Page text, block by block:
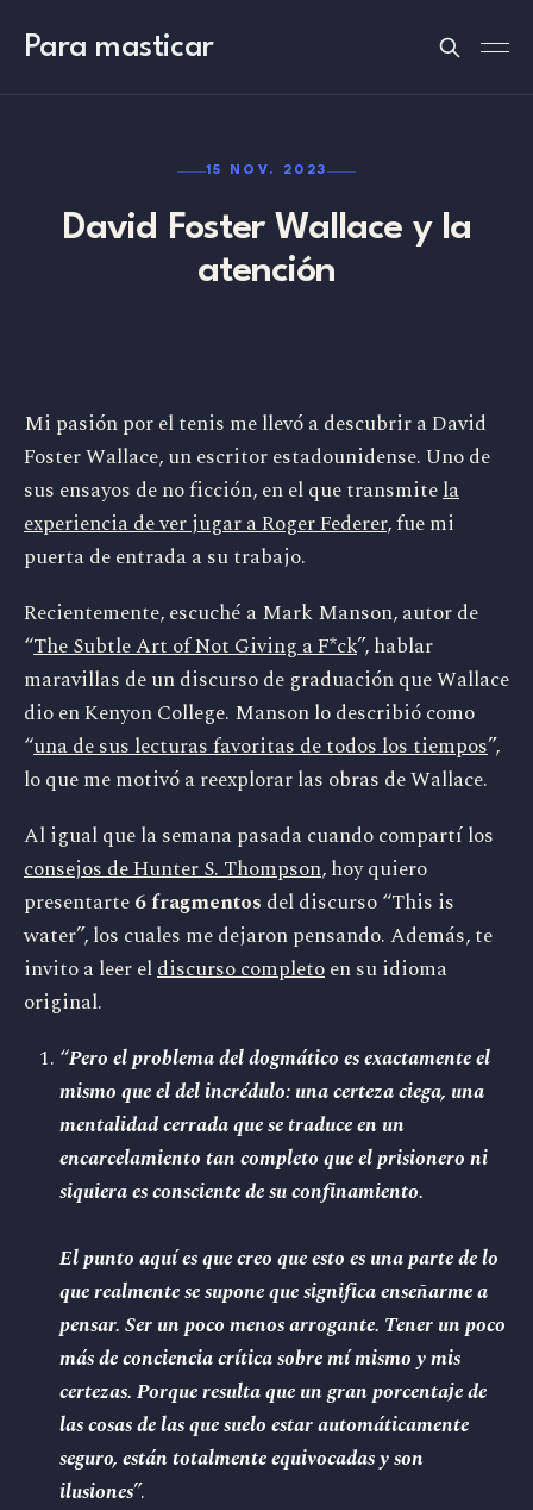
Para masticar
15 NOV. 2023
David Foster Wallace y la
atención
Mi pasión por el tenis me llevó a descubrir a David
Foster Wallace, un escritor estadounidense. Uno de
sus ensayos de no ficción, en el que transmitela
experiencia de ver jugar a Roger Federer, fue mi
puerta de entrada a su trabajo.
Recientemente, escuché a Mark Manson, autor de
“The Subtle Art of Not Giving a F*ck”, hablar
maravillas de un discurso de graduación que Wallace
dio en Kenyon College. Manson lo describió como
“una de sus lecturas favoritas de todos los tiempos”,
lo que me motivó a reexplorar las obras de Wallace.
Al igual que la semana pasada cuando compartí los
consejos de Hunter S. Thompson, hoy quiero
presentarte6 fragmentos del discurso “This is
water”, los cuales me dejaron pensando. Además, te
invito a leer eldiscurso completoen su idioma
original.
“Pero el problema del dogmático es exactamente el
mismo que el del incrédulo: una certeza ciega, una
mentalidad cerrada que se traduce en un
encarcelamiento tan completo que el prisionero ni
siquiera es consciente de su confinamiento.
El punto aquí es que creo que esto es una parte de lo
que realmente se supone que significa enseñarme a
pensar. Ser un poco menos arrogante. Tener un poco
más de conciencia crítica sobre mí mismo y mis
certezas. Porque resulta que un gran porcentaje de
las cosas de las que suelo estar automáticamente
seguro, están totalmente equivocadas y son
ilusiones”.